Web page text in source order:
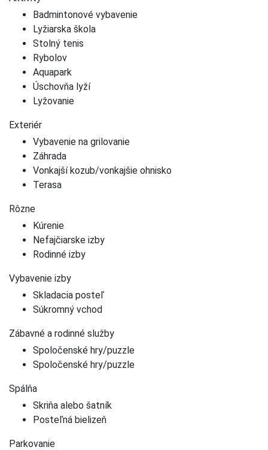
Badmintonové vybavenie
Lyžiarska škola
Stolný tenis
Rybolov
Aquapark
Úschovňa lyží
Lyžovanie
Exteriér
Vybavenie na grilovanie
Záhrada
Vonkajší kozub/vonkajšie ohnisko
Terasa
Rôzne
Kúrenie
Nefajčiarske izby
Rodinné izby
Vybavenie izby
Skladacia posteľ
Súkromný vchod
Zábavné a rodinné služby
Spoločenské hry/puzzle
Spoločenské hry/puzzle
Spálňa
Skriňa alebo šatník
Posteľná bielizeň
Parkovanie